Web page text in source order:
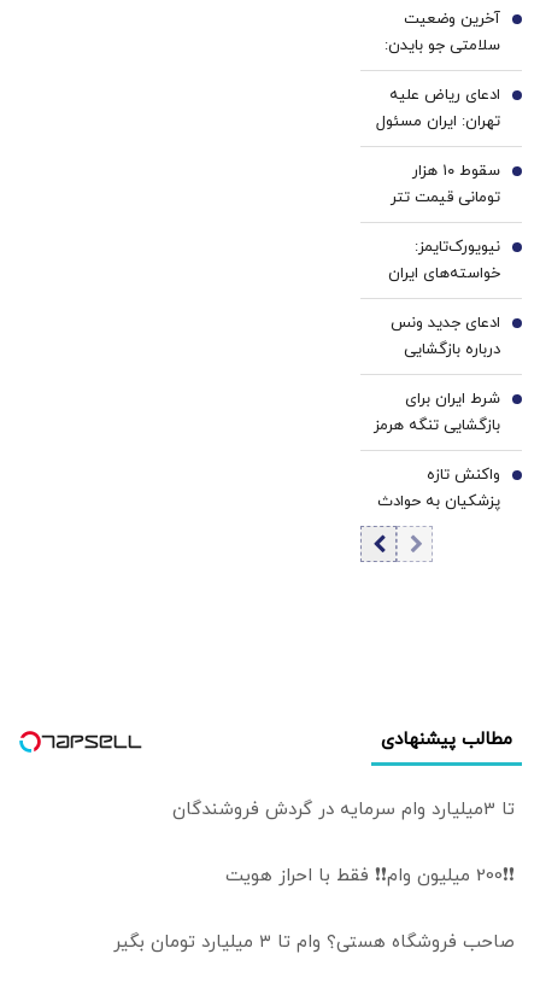
سود و
کارمزد!
سفید
کننده
خانگی
آخرین وضعیت
سلامتی جو بایدن:
سرطان جو بایدن به
استخوان‌ها سرایت
کرده است
1
ادعای ریاض علیه
تهران: ایران مسئول
حمله به نفتکش
اماراتی است
2
سقوط ۱۰ هزار
تومانی قیمت تتر
در ۴ روز؛ حمایت
۱۸۵ هزار تومانی
حفظ می‌شود؟ |
بیت‌کوین در کمین
۶۵ هزار دلار
3
نیویورک‌تایمز:
خواسته‌های ایران
امیدها برای
بازگشایی هرمز را
کمرنگ کرد
4
ادعای جدید ونس
درباره بازگشایی
تنگه هرمز: ایران
وعده عبور حداکثری
نفت از هرمز را داده
است
5
شرط ایران برای
بازگشایی تنگه هرمز
اعلام شد؟
6
واکنش تازه
پزشکیان به حوادث
دی ماه / آن
اتفاقات به هیچ
7
مطالب پیشنهادی
تا 3میلیارد وام سرمایه در گردش فروشندگان
❗❗200 میلیون وام❗❗ فقط با احراز هویت
صاحب فروشگاه هستی؟ وام تا ۳ میلیارد تومان بگیر